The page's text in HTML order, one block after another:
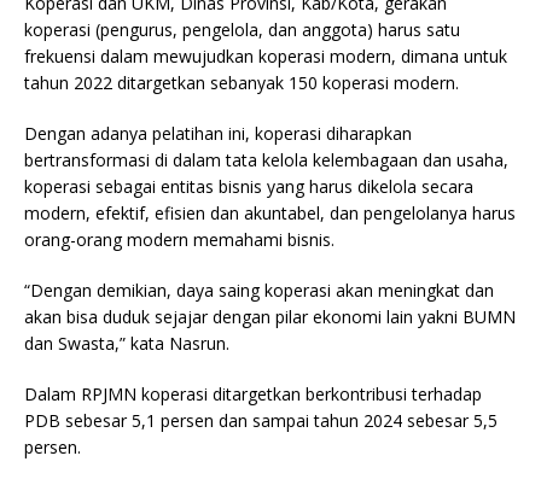
koperasi (pengurus, pengelola, dan anggota) harus satu
frekuensi dalam mewujudkan koperasi modern, dimana untuk
tahun 2022 ditargetkan sebanyak 150 koperasi modern.
Dengan adanya pelatihan ini, koperasi diharapkan
bertransformasi di dalam tata kelola kelembagaan dan usaha,
koperasi sebagai entitas bisnis yang harus dikelola secara
modern, efektif, efisien dan akuntabel, dan pengelolanya harus
orang-orang modern memahami bisnis.
“Dengan demikian, daya saing koperasi akan meningkat dan
akan bisa duduk sejajar dengan pilar ekonomi lain yakni BUMN
dan Swasta,” kata Nasrun.
Dalam RPJMN koperasi ditargetkan berkontribusi terhadap
PDB sebesar 5,1 persen dan sampai tahun 2024 sebesar 5,5
persen.